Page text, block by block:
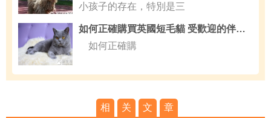
小孩子的存在，特別是三
如何正確購買英國短毛貓 受歡迎的伴侶動物
如何正確購
相 关 文 章